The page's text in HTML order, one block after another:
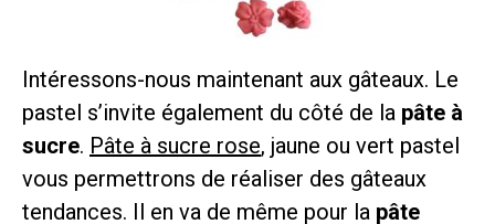
Intéressons-nous maintenant aux gâteaux. Le
pastel s’invite également du côté de la pâte à
sucre. Pâte à sucre rose, jaune ou vert pastel
vous permettrons de réaliser des gâteaux
tendances. Il en va de même pour la pâte